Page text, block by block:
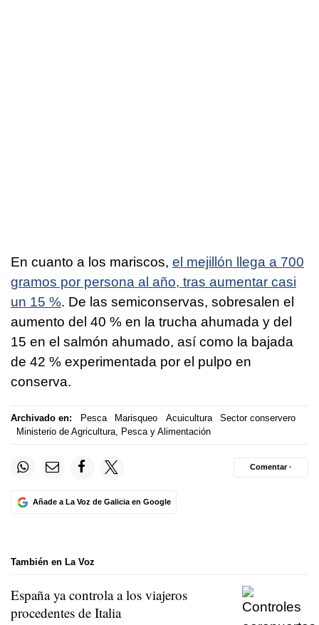
En cuanto a los mariscos, el mejillón llega a 700
gramos por persona al año, tras aumentar casi
un 15 %. De las semiconservas, sobresalen el
aumento del 40 % en la trucha ahumada y del
15 en el salmón ahumado, así como la bajada
de 42 % experimentada por el pulpo en
conserva.
Archivado en: Pesca Marisqueo Acuicultura
Sector conservero
Ministerio de Agricultura, Pesca y Alimentación
Añade a La Voz de Galicia en Google
Comentar ·
También en La Voz
España ya controla a los viajeros
procedentes de Italia